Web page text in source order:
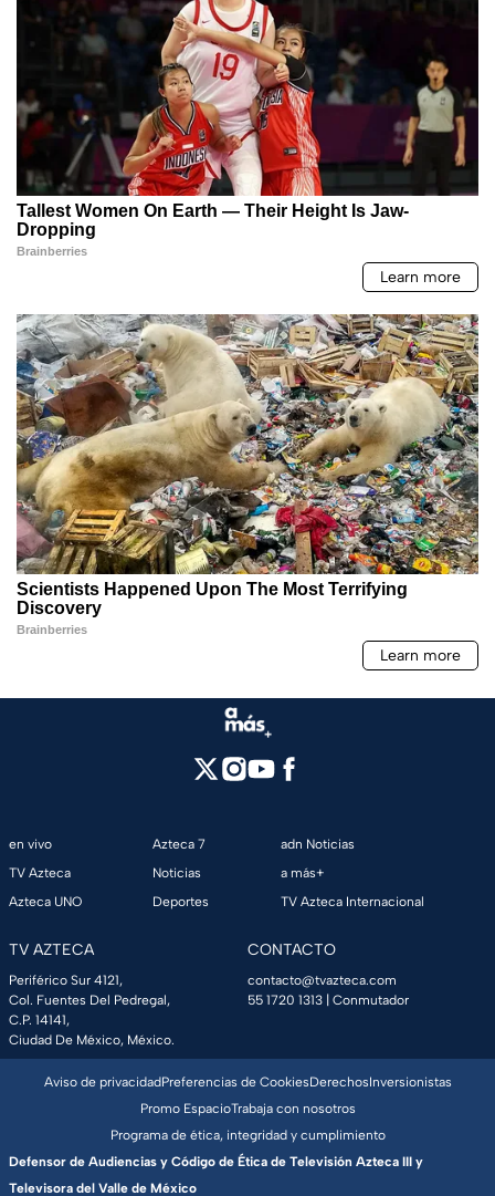
en vivo
TV Azteca
Azteca UNO
Azteca 7
Noticias
Deportes
adn Noticias
a más+
TV Azteca Internacional
TV AZTECA
Periférico Sur 4121,
Col. Fuentes Del Pedregal,
C.P. 14141,
Ciudad De México, México.
CONTACTO
contacto@tvazteca.com
55 1720 1313 | Conmutador
Aviso de privacidadPreferencias de CookiesDerechosInversionistas
Promo EspacioTrabaja con nosotros
Programa de ética, integridad y cumplimiento
Defensor de Audiencias y Código de Ética de Televisión Azteca III y
Televisora del Valle de México